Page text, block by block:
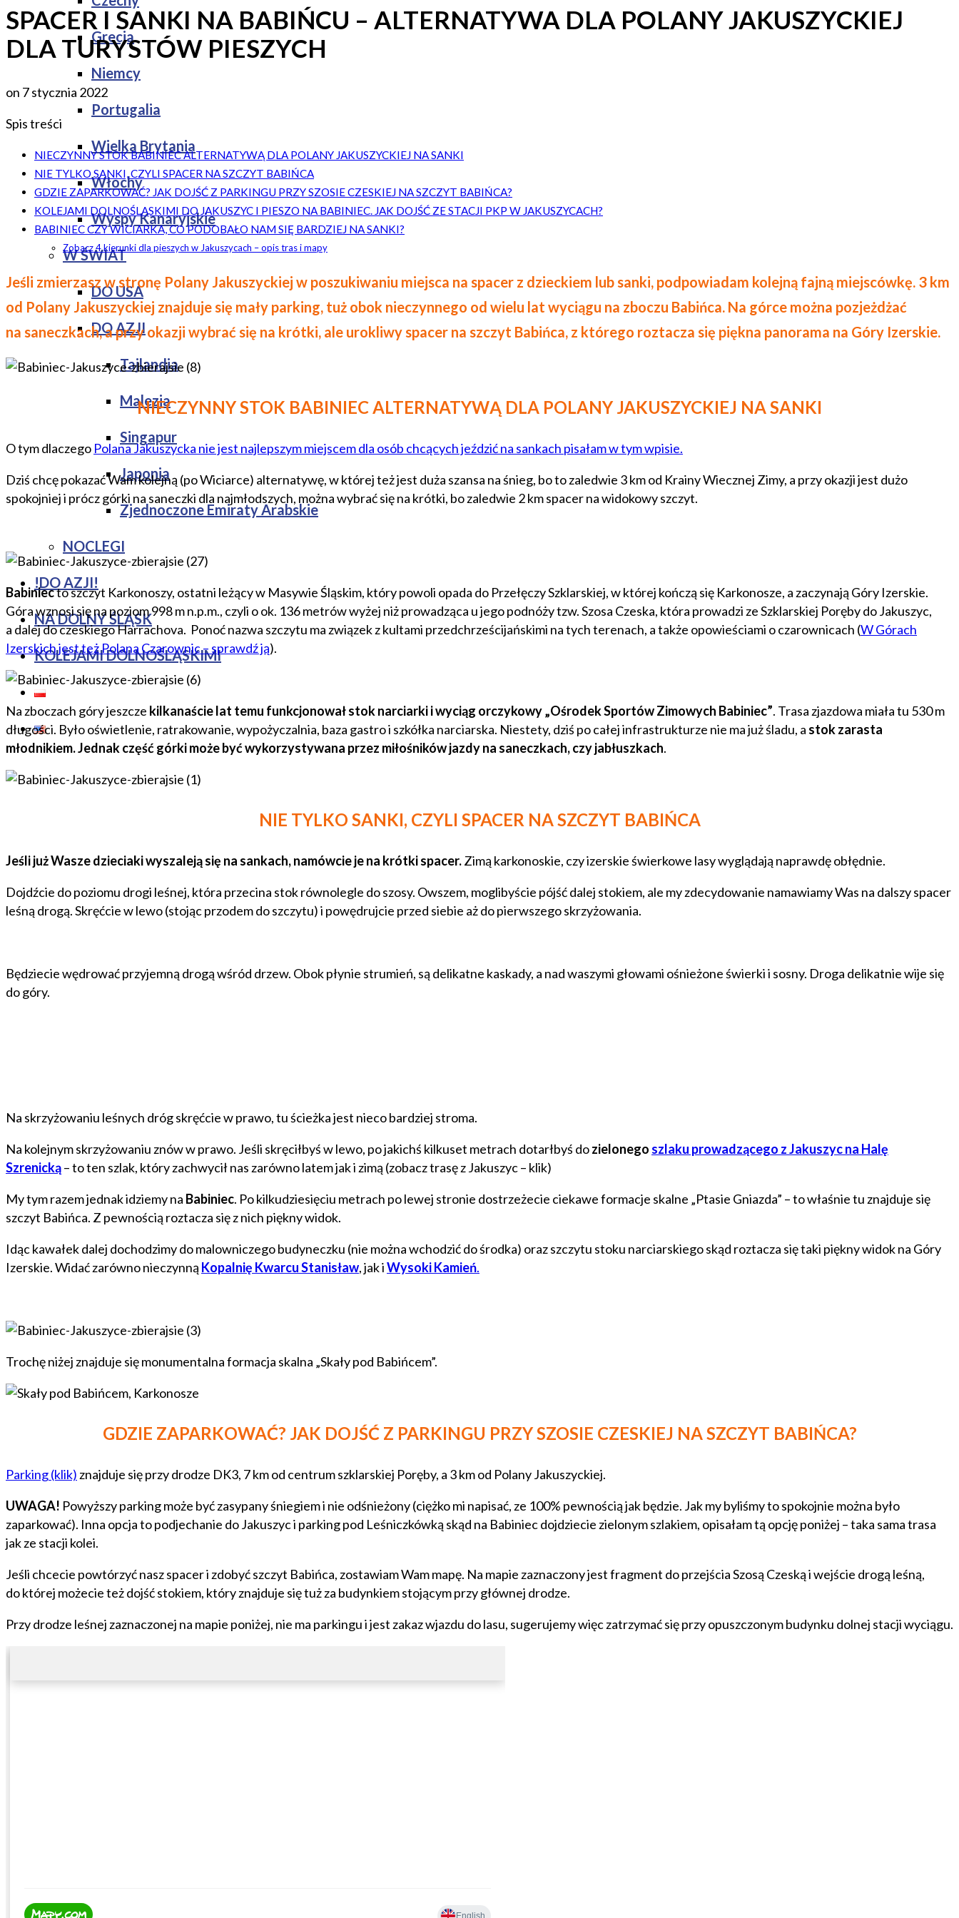
Grecja
Niemcy
Portugalia
Wielka Brytania
Włochy
Wyspy Kanaryjskie
W ŚWIAT
DO USA
DO AZJI
Tajlandia
Malezja
Singapur
Japonia
Zjednoczone Emiraty Arabskie
NOCLEGI
!DO AZJI!
NA DOLNY ŚLĄSK
KOLEJAMI DOLNOŚLĄSKIMI
SPACER I SANKI NA BABIŃCU – ALTERNATYWA DLA POLANY JAKUSZYCKIEJ
DLA TURYSTÓW PIESZYCH
on 7 stycznia 2022
Spis treści
NIECZYNNY STOK BABINIEC ALTERNATYWĄ DLA POLANY JAKUSZYCKIEJ NA SANKI
NIE TYLKO SANKI, CZYLI SPACER NA SZCZYT BABIŃCA
GDZIE ZAPARKOWAĆ? JAK DOJŚĆ Z PARKINGU PRZY SZOSIE CZESKIEJ NA SZCZYT BABIŃCA?
KOLEJAMI DOLNOŚLĄSKIMI DO JAKUSZYC I PIESZO NA BABINIEC. JAK DOJŚĆ ZE STACJI PKP W JAKUSZYCACH?
BABINIEC CZY WICIARKA, CO PODOBAŁO NAM SIĘ BARDZIEJ NA SANKI?
Zobacz 4 kierunki dla pieszych w Jakuszycach – opis tras i mapy
Jeśli zmierzasz w stronę Polany Jakuszyckiej w poszukiwaniu miejsca na spacer z dzieckiem lub sanki, podpowiadam kolejną fajną miejscówkę. 3 km
od Polany Jakuszyckiej znajduje się mały parking, tuż obok nieczynnego od wielu lat wyciągu na zboczu Babińca. Na górce można pozjeżdżać
na saneczkach, a przy okazji wybrać się na krótki, ale urokliwy spacer na szczyt Babińca, z którego roztacza się piękna panorama na Góry Izerskie.
NIECZYNNY STOK BABINIEC ALTERNATYWĄ DLA POLANY JAKUSZYCKIEJ NA SANKI
O tym dlaczego Polana Jakuszycka nie jest najlepszym miejscem dla osób chcących jeździć na sankach pisałam w tym wpisie.
Dziś chcę pokazać Wam kolejną (po Wiciarce) alternatywę, w której też jest duża szansa na śnieg, bo to zaledwie 3 km od Krainy Wiecznej Zimy, a przy okazji jest dużo
spokojniej i prócz górki na saneczki dla najmłodszych, można wybrać się na krótki, bo zaledwie 2 km spacer na widokowy szczyt.
Babiniecto szczyt Karkonoszy, ostatni leżący w Masywie Śląskim, który powoli opada do Przełęczy Szklarskiej, w której kończą się Karkonosze, a zaczynają Góry Izerskie.
Góra wznosi się na poziom 998 m n.p.m., czyli o ok. 136 metrów wyżej niż prowadząca u jego podnóży tzw. Szosa Czeska, która prowadzi ze Szklarskiej Poręby do Jakuszyc,
a dalej do czeskiego Harrachova. Ponoć nazwa szczytu ma związek z kultami przedchrześcijańskimi na tych terenach, a także opowieściami o czarownicach (W Górach
Izerskich jest też Polana Czarownic – sprawdź ją).
Na zboczach góry jeszcze kilkanaście lat temu funkcjonował stok narciarki i wyciąg orczykowy „Ośrodek Sportów Zimowych Babiniec”. Trasa zjazdowa miała tu 530 m
długości. Było oświetlenie, ratrakowanie, wypożyczalnia, baza gastro i szkółka narciarska. Niestety, dziś po całej infrastrukturze nie ma już śladu, a stok zarasta
młodnikiem. Jednak część górki może być wykorzystywana przez miłośników jazdy na saneczkach, czy jabłuszkach.
NIE TYLKO SANKI, CZYLI SPACER NA SZCZYT BABIŃCA
Jeśli już Wasze dzieciaki wyszaleją się na sankach, namówcie je na krótki spacer.Zimą karkonoskie, czy izerskie świerkowe lasy wyglądają naprawdę obłędnie.
Dojdźcie do poziomu drogi leśnej, która przecina stok równolegle do szosy. Owszem, moglibyście pójść dalej stokiem, ale my zdecydowanie namawiamy Was na dalszy spacer
leśną drogą. Skręćcie w lewo (stojąc przodem do szczytu) i powędrujcie przed siebie aż do pierwszego skrzyżowania.
Będziecie wędrować przyjemną drogą wśród drzew. Obok płynie strumień, są delikatne kaskady, a nad waszymi głowami ośnieżone świerki i sosny. Droga delikatnie wije się
do góry.
Na skrzyżowaniu leśnych dróg skręćcie w prawo, tu ścieżka jest nieco bardziej stroma.
Na kolejnym skrzyżowaniu znów w prawo. Jeśli skręciłbyś w lewo, po jakichś kilkuset metrach dotarłbyś dozielonego szlaku prowadzącego z Jakuszyc na Halę
Szrenicką– to ten szlak, który zachwycił nas zarówno latem jak i zimą (zobacz trasę z Jakuszyc – klik)
My tym razem jednak idziemy na Babiniec. Po kilkudziesięciu metrach po lewej stronie dostrzeżecie ciekawe formacje skalne „Ptasie Gniazda” – to właśnie tu znajduje się
szczyt Babińca. Z pewnością roztacza się z nich piękny widok.
Idąc kawałek dalej dochodzimy do malowniczego budyneczku (nie można wchodzić do środka) oraz szczytu stoku narciarskiego skąd roztacza się taki piękny widok na Góry
Izerskie. Widać zarówno nieczynną Kopalnię Kwarcu Stanisław, jak iWysoki Kamień.
Trochę niżej znajduje się monumentalna formacja skalna „Skały pod Babińcem”.
GDZIE ZAPARKOWAĆ? JAK DOJŚĆ Z PARKINGU PRZY SZOSIE CZESKIEJ NA SZCZYT BABIŃCA?
Parking (klik) znajduje się przy drodze DK3, 7 km od centrum szklarskiej Poręby, a 3 km od Polany Jakuszyckiej.
UWAGA! Powyższy parking może być zasypany śniegiem i nie odśnieżony (ciężko mi napisać, ze 100% pewnością jak będzie. Jak my byliśmy to spokojnie można było
zaparkować). Inna opcja to podjechanie do Jakuszyc i parking pod Leśniczkówką skąd na Babiniec dojdziecie zielonym szlakiem, opisałam tą opcję poniżej – taka sama trasa
jak ze stacji kolei.
Jeśli chcecie powtórzyć nasz spacer i zdobyć szczyt Babińca, zostawiam Wam mapę. Na mapie zaznaczony jest fragment do przejścia Szosą Czeską i wejście drogą leśną,
do której możecie też dojść stokiem, który znajduje się tuż za budynkiem stojącym przy głównej drodze.
Przy drodze leśnej zaznaczonej na mapie poniżej, nie ma parkingu i jest zakaz wjazdu do lasu, sugerujemy więc zatrzymać się przy opuszczonym budynku dolnej stacji wyciągu.